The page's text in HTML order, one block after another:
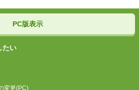
PC版表示
たい
変更(PC)